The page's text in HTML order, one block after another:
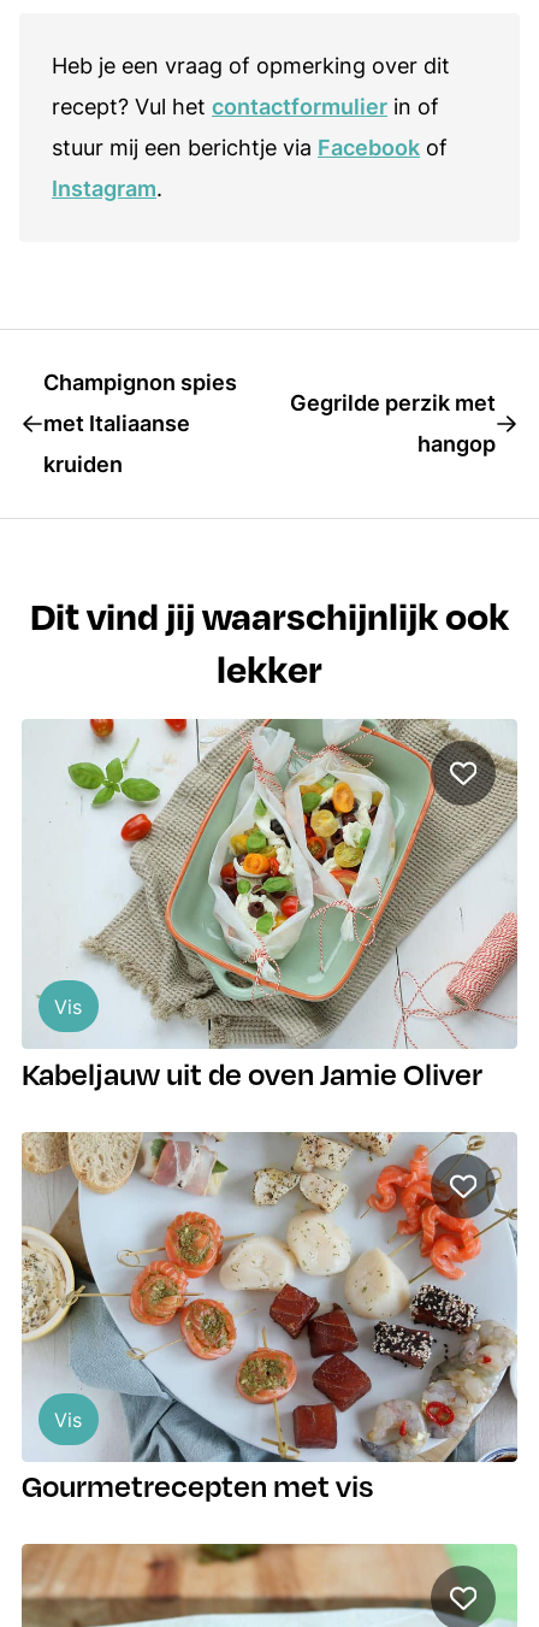
Heb je een vraag of opmerking over dit
recept? Vul het contactformulier in of
stuur mij een berichtje via Facebook of
Instagram.
Champignon spies
met Italiaanse
kruiden
Gegrilde perzik met
hangop
Dit vind jij waarschijnlijk ook
lekker
Vis
Kabeljauw uit de oven Jamie Oliver
Vis
Gourmetrecepten met vis